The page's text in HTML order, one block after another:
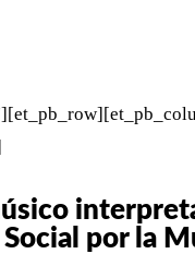
por la